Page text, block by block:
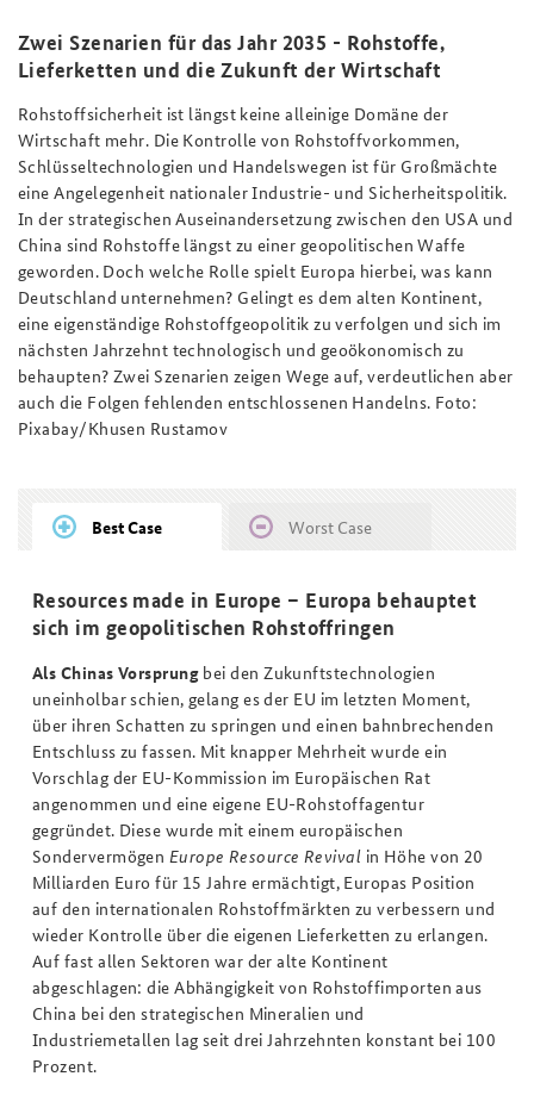
Anfahrt
Deutsches Forum Sicherheitspolitik
Das Sicherheitspolitische Gespräch an der BAKS
Studierendenkonferenz Sicherheitspolitik gestalten
Newsletter-Archiv
Zwei Szenarien für das Jahr 2035 - Rohstoffe,
Lieferketten und die Zukunft der Wirtschaft
Rohstoffsicherheit ist längst keine alleinige Domäne der
Wirtschaft mehr. Die Kontrolle von Rohstoffvorkommen,
Schlüsseltechnologien und Handelswegen ist für Großmächte
eine Angelegenheit nationaler Industrie- und Sicherheitspolitik.
In der strategischen Auseinandersetzung zwischen den USA und
China sind Rohstoffe längst zu einer geopolitischen Waffe
geworden. Doch welche Rolle spielt Europa hierbei, was kann
Deutschland unternehmen? Gelingt es dem alten Kontinent,
eine eigenständige Rohstoffgeopolitik zu verfolgen und sich im
nächsten Jahrzehnt technologisch und geoökonomisch zu
behaupten? Zwei Szenarien zeigen Wege auf, verdeutlichen aber
auch die Folgen fehlenden entschlossenen Handelns. Foto:
Pixabay/Khusen Rustamov
Best Case Worst Case
Resources made in Europe – Europa behauptet
sich im geopolitischen Rohstoffringen
Als Chinas Vorsprung bei den Zukunftstechnologien
uneinholbar schien, gelang es der EU im letzten Moment,
über ihren Schatten zu springen und einen bahnbrechenden
Entschluss zu fassen. Mit knapper Mehrheit wurde ein
Vorschlag der EU-Kommission im Europäischen Rat
angenommen und eine eigene EU-Rohstoffagentur
gegründet. Diese wurde mit einem europäischen
Sondervermögen Europe Resource Revival in Höhe von 20
Milliarden Euro für 15 Jahre ermächtigt, Europas Position
auf den internationalen Rohstoffmärkten zu verbessern und
wieder Kontrolle über die eigenen Lieferketten zu erlangen.
Auf fast allen Sektoren war der alte Kontinent
abgeschlagen: die Abhängigkeit von Rohstoffimporten aus
China bei den strategischen Mineralien und
Industriemetallen lag seit drei Jahrzehnten konstant bei 100
Prozent.